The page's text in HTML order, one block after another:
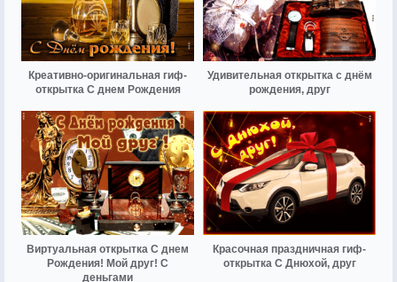
Креативно-оригинальная гиф-
открытка С днем Рождения
Удивительная открытка с днём
рождения, друг
Виртуальная открытка С днем
Рождения! Мой друг! С
деньгами
Красочная праздничная гиф-
открытка С Днюхой, друг